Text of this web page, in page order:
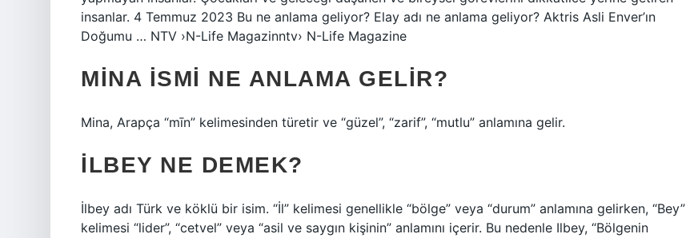
insanlar. 4 Temmuz 2023 Bu ne anlama geliyor? Elay adı ne anlama geliyor? Aktris Asli Enver’ın
Doğumu … NTV ›N-Life Magazinntv› N-Life Magazine
MINA ISMI NE ANLAMA GELIR?
Mina, Arapça “mīn” kelimesinden türetir ve “güzel”, “zarif”, “mutlu” anlamına gelir.
İLBEY NE DEMEK?
İlbey adı Türk ve köklü bir isim. “İl” kelimesi genellikle “bölge” veya “durum” anlamına gelirken, “Bey”
kelimesi “lider”, “cetvel” veya “asil ve saygın kişinin” anlamını içerir. Bu nedenle Ilbey, “Bölgenin